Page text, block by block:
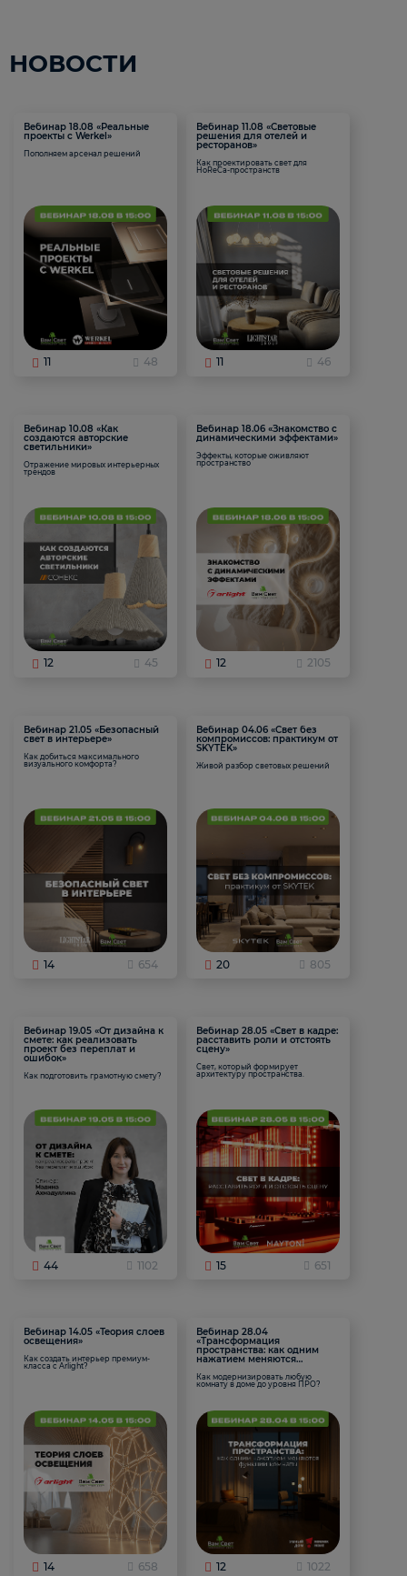
НОВОСТИ
Вебинар 18.08 «Реальные
проекты с Werkel»
Пополняем арсенал решений
11 48
Вебинар 11.08 «Световые
решения для отелей и
ресторанов»
Как проектировать свет для
HoReCa-пространств
11 46
Вебинар 10.08 «Как
создаются авторские
светильники»
Отражение мировых интерьерных
трендов
12 45
Вебинар 18.06 «Знакомство с
динамическими эффектами»
Эффекты, которые оживляют
пространство
12 2105
Вебинар 21.05 «Безопасный
свет в интерьере»
Как добиться максимального
визуального комфорта?
14 654
Вебинар 04.06 «Свет без
компромиссов: практикум от
SKYTEK»
Живой разбор световых решений
20 805
Вебинар 19.05 «От дизайна к
смете: как реализовать
проект без переплат и
ошибок»
Как подготовить грамотную смету?
44 1102
Вебинар 28.05 «Свет в кадре:
расставить роли и отстоять
сцену»
Свет, который формирует
архитектуру пространства.
15 651
Вебинар 14.05 «Теория слоев
освещения»
Как создать интерьер премиум-
класса с Arlight?
14 658
Вебинар 28.04
«Трансформация
пространства: как одним
нажатием меняются
Как модернизировать любую
комнату в доме до уровня ПРО?
12 1022